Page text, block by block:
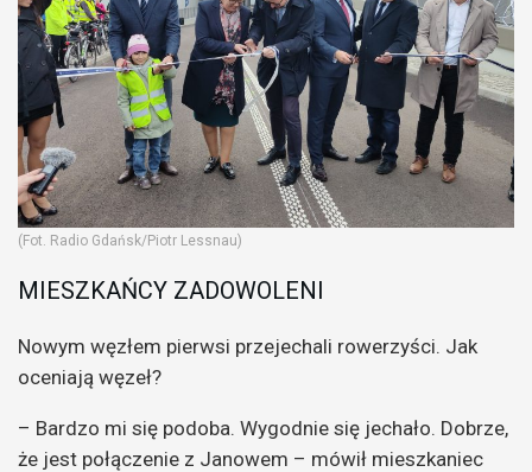
(Fot. Radio Gdańsk/Piotr Lessnau)
MIESZKAŃCY ZADOWOLENI
Nowym węzłem pierwsi przejechali rowerzyści. Jak
oceniają węzeł?
– Bardzo mi się podoba. Wygodnie się jechało. Dobrze,
że jest połączenie z Janowem – mówił mieszkaniec